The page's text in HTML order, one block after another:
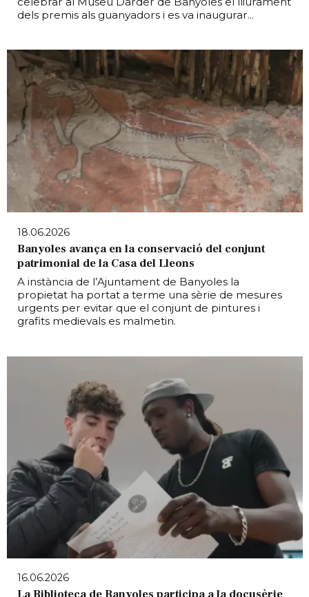
dels premis als guanyadors i es va inaugurar...
18.06.2026
Banyoles avança en la conservació del conjunt
patrimonial de la Casa del Lleons
A instància de l’Ajuntament de Banyoles la
propietat ha portat a terme una sèrie de mesures
urgents per evitar que el conjunt de pintures i
grafits medievals es malmetin.
16.06.2026
La Biblioteca de Banyoles participa a la docusèrie